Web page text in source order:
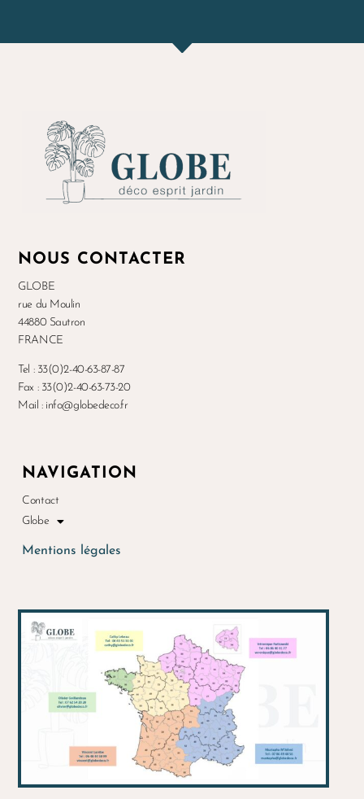
NOUS CONTACTER
GLOBE
rue du Moulin
44880 Sautron
FRANCE
Tel : 33(0)2-40-63-87-87
Fax : 33(0)2-40-63-73-20
Mail : info@globedeco.fr
NAVIGATION
Contact
Globe
Mentions légales